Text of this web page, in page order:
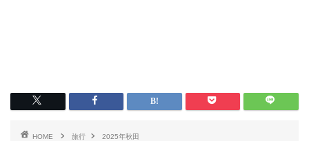
HOME 旅行
2025年秋田